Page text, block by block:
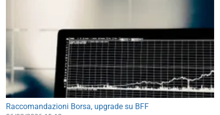
Raccomandazioni Borsa, upgrade su BFF